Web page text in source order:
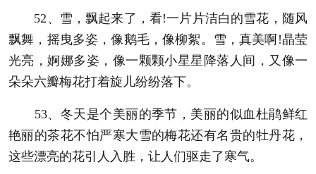
52、雪，飘起来了，看!一片片洁白的雪花，随风
飘舞，摇曳多姿，像鹅毛，像柳絮。雪，真美啊!晶莹
光亮，婀娜多姿，像一颗颗小星星降落人间，又像一
朵朵六瓣梅花打着旋儿纷纷落下。
53、冬天是个美丽的季节，美丽的似血杜鹃鲜红
艳丽的茶花不怕严寒大雪的梅花还有名贵的牡丹花，
这些漂亮的花引人入胜，让人们驱走了寒气。